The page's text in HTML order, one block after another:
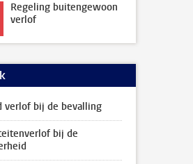
Regeling buitengewoon
verlof
verlof bij de bevalling
bij de